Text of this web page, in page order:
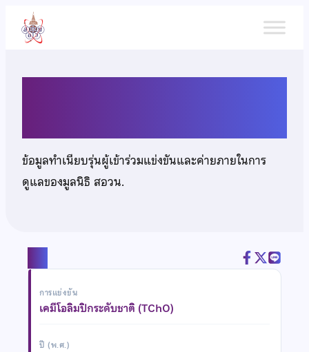
เนื้อหา
ข้อมูลทำเนียบรุ่นผู้เข้าร่วมแข่งขันและค่ายภายในการ
ดูแลของมูลนิธิ สอวน.
การแข่งขัน
เคมีโอลิมปิกระดับชาติ (TChO)
ปี (พ.ศ.)